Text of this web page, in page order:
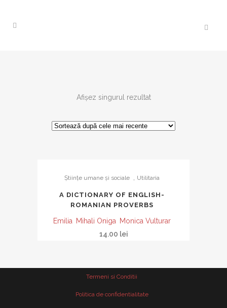
Afișez singurul rezultat
Ştiinţe umane şi sociale Utilitaria
A DICTIONARY OF ENGLISH-
ROMANIAN PROVERBS
Emilia Mihali Oniga
Monica Vulturar
14.00 lei
Termeni si Conditii
Politica de confidentialitate